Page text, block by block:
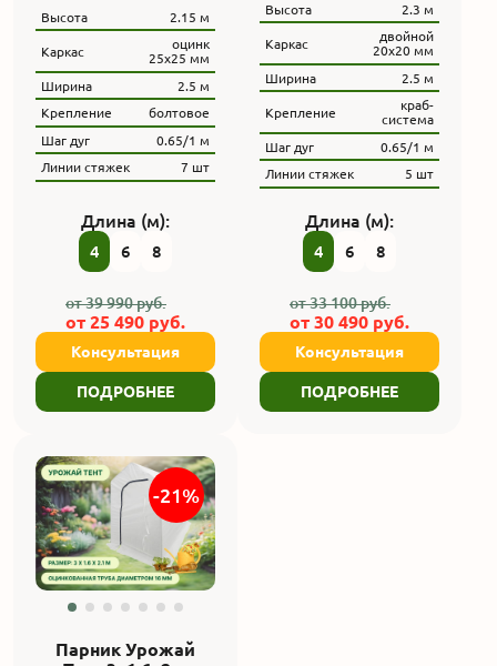
Высота 2.15 м
Каркас
оцинк
25х25 мм
Ширина
2.5 м
Крепление
болтовое
Шаг дуг
0.65/1 м
Линии стяжек
7 шт
Длина (м):
4 6 8
от39 990руб.
от 25 490 руб.
Консультация
ПОДРОБНЕЕ
Высота 2.3 м
Каркас
двойной
20х20 мм
Ширина
2.5 м
Крепление
краб-
система
Шаг дуг
0.65/1 м
Линии стяжек
5 шт
Длина (м):
4 6 8
от33 100руб.
от 30 490 руб.
Консультация
ПОДРОБНЕЕ
-21%
Парник Урожай